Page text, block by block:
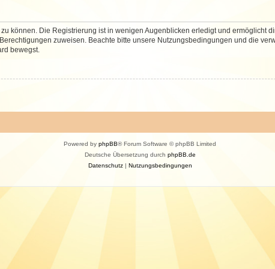
können. Die Registrierung ist in wenigen Augenblicken erledigt und ermöglicht
zuweisen. Beachte bitte unsere Nutzungsbedingungen und die
bewegst.
Powered by phpBB® Forum Software © phpBB Limited
Deutsche Übersetzung durch phpBB.de
Datenschutz| Nutzungsbedingungen